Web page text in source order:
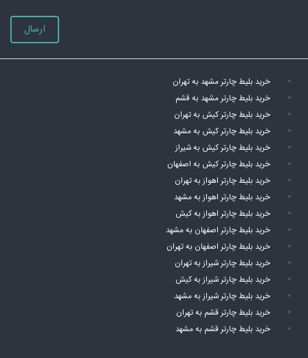
ارسال
خرید بلیط چارتر مشهد به تهران
خرید بلیط چارتر مشهد به قشم
خرید بلیط چارتر کیش به تهران
خرید بلیط چارتر کیش به مشهد
خرید بلیط چارتر کیش به شیراز
خرید بلیط چارتر کیش به اصفهان
خرید بلیط چارتر اهواز به تهران
خرید بلیط چارتر اهواز به مشهد
خرید بلیط چارتر اهواز به کیش
خرید بلیط چارتر اصفهان به مشهد
خرید بلیط چارتر اصفهان به تهران
خرید بلیط چارتر شیراز به تهران
خرید بلیط چارتر شیراز به کیش
خرید بلیط چارتر شیراز به مشهد
خرید بلیط چارتر قشم به تهران
خرید بلیط چارتر قشم به مشهد